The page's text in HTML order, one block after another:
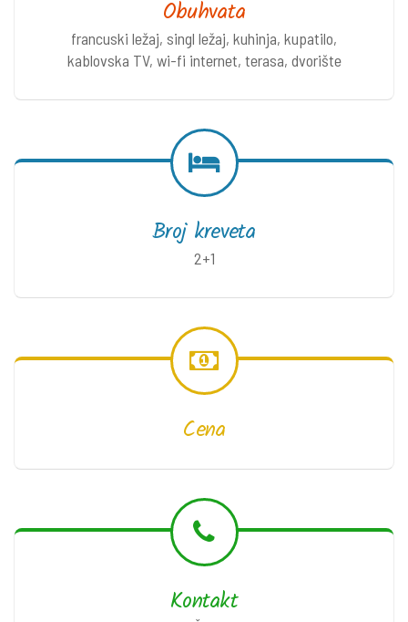
Obuhvata
francuski ležaj, singl ležaj, kuhinja, kupatilo,
kablovska TV, wi-fi internet, terasa, dvorište
Broj kreveta
2+1
Cena
Kontakt